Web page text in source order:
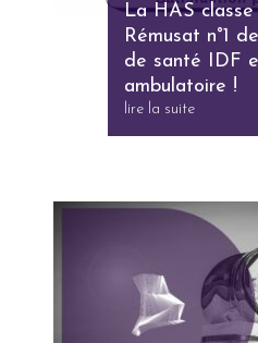
La HAS
Rémusat n°1
de santé IDF
ambulatoire !
lire la suite